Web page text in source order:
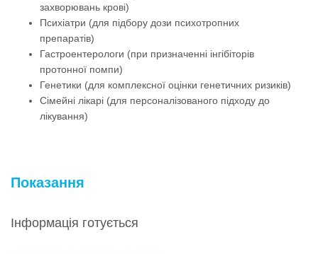
захворювань крові)
Психіатри (для підбору дози психотропних
препаратів)
Гастроентерологи (при призначенні інгібіторів
протонної помпи)
Генетики (для комплексної оцінки генетичних ризиків)
Сімейні лікарі (для персоналізованого підходу до
лікування)
Показання
Інформація готується